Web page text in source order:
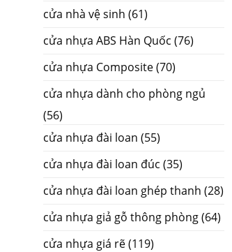
cửa nhà vệ sinh (61)
cửa nhựa ABS Hàn Quốc (76)
cửa nhựa Composite(70)
cửa nhựa dành cho phòng ngủ
(56)
cửa nhựa đài loan (55)
cửa nhựa đài loan đúc (35)
cửa nhựa đài loan ghép thanh (28)
cửa nhựa giả gỗ thông phòng(64)
cửa nhựa giá rẽ(119)